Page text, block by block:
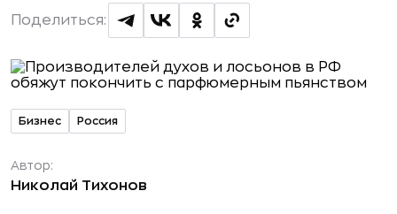
Поделиться:
Бизнес Россия
Автор:
Николай Тихонов